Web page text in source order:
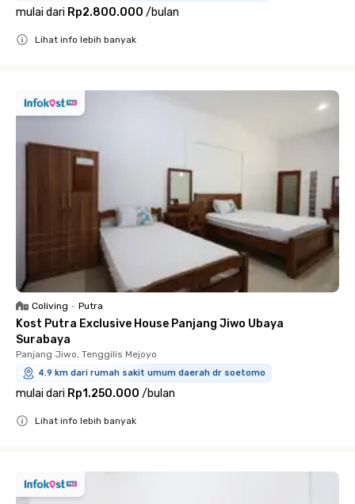
mulai dari Rp2.800.000 /bulan
Lihat info lebih banyak
Coliving • Putra
Kost Putra Exclusive House Panjang Jiwo Ubaya
Surabaya
Panjang Jiwo, Tenggilis Mejoyo
4.9 km dari rumah sakit umum daerah dr soetomo
mulai dari Rp1.250.000 /bulan
Lihat info lebih banyak